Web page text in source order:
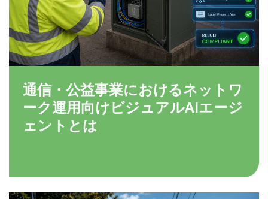
通信・公益事業におけるネットワ
ーク運用向けビジュアルAIエージ
ェントとは